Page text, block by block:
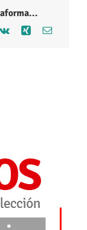
Vk Xing Correo